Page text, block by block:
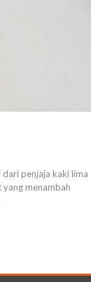
penjaja kaki lima
yang menambah